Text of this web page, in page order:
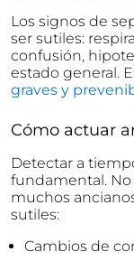
Los signos de
ser sutiles:
confusión,
estado general.
graves y
Cómo actuar
Detectar a
fundamental. No
muchos
sutiles:
Cambios de